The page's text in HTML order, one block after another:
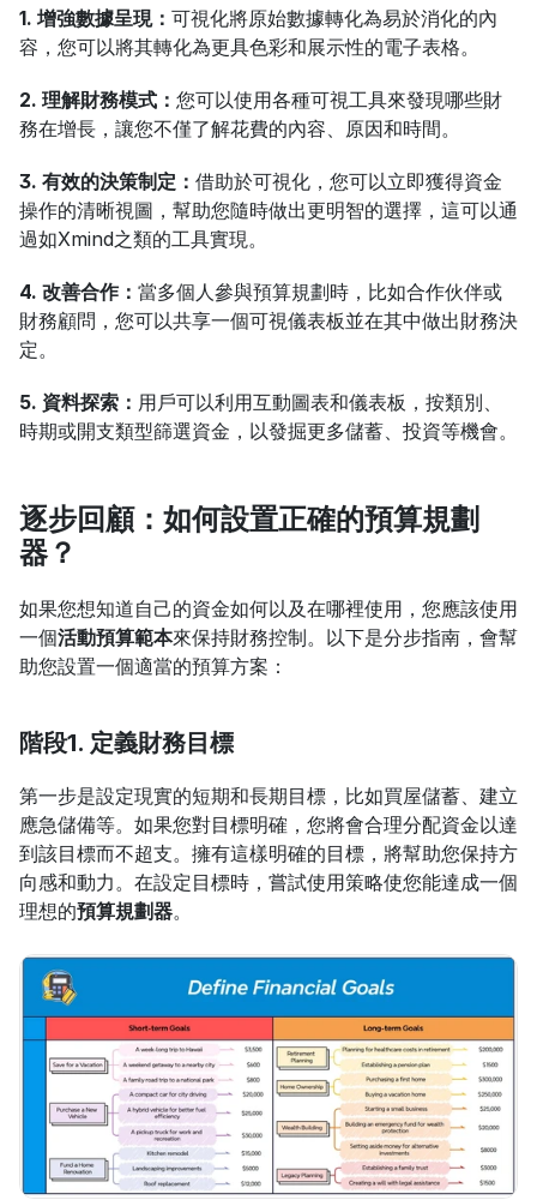
1. 增強數據呈現： 可視化將原始數據轉化為易於消化的內
容，您可以將其轉化為更具色彩和展示性的電子表格。
2. 理解財務模式： 您可以使用各種可視工具來發現哪些財
務在增長，讓您不僅了解花費的內容、原因和時間。
3. 有效的決策制定： 借助於可視化，您可以立即獲得資金
操作的清晰視圖，幫助您隨時做出更明智的選擇，這可以通
過如Xmind之類的工具實現。
4. 改善合作： 當多個人參與預算規劃時，比如合作伙伴或
財務顧問，您可以共享一個可視儀表板並在其中做出財務決
定。
5. 資料探索： 用戶可以利用互動圖表和儀表板，按類別、
時期或開支類型篩選資金，以發掘更多儲蓄、投資等機會。
逐步回顧：如何設置正確的預算規劃
器？
如果您想知道自己的資金如何以及在哪裡使用，您應該使用
一個活動預算範本來保持財務控制。以下是分步指南，會幫
助您設置一個適當的預算方案：
階段1. 定義財務目標
第一步是設定現實的短期和長期目標，比如買屋儲蓄、建立
應急儲備等。如果您對目標明確，您將會合理分配資金以達
到該目標而不超支。擁有這樣明確的目標，將幫助您保持方
向感和動力。在設定目標時，嘗試使用策略使您能達成一個
理想的預算規劃器。